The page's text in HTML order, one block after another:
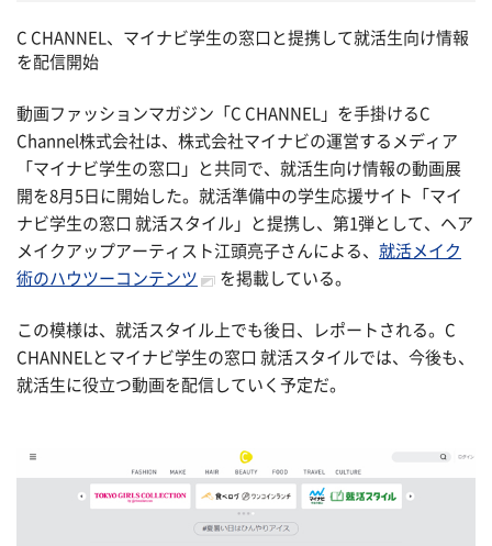
C CHANNEL、マイナビ学生の窓口と提携して就活生向け情報
を配信開始
動画ファッションマガジン「C CHANNEL」を手掛けるC
Channel株式会社は、株式会社マイナビの運営するメディア
「マイナビ学生の窓口」と共同で、就活生向け情報の動画展
開を8月5日に開始した。就活準備中の学生応援サイト「マイ
ナビ学生の窓口 就活スタイル」と提携し、第1弾として、ヘア
メイクアップアーティスト江頭亮子さんによる、 就活メイク
術のハウツーコンテンツ
を掲載している。
この模様は、就活スタイル上でも後日、レポートされる。C
CHANNELとマイナビ学生の窓口 就活スタイルでは、今後も、
就活生に役立つ動画を配信していく予定だ。